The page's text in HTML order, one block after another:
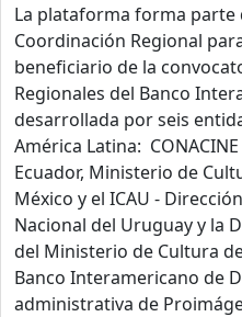
La plataforma forma
Coordinación Regional
beneficiario de la
Regionales del Banco
desarrollada por seis
América Latina:
Ecuador, Ministerio de
México y el ICAU -
Nacional del Uruguay y la
del Ministerio de Cultura
Banco Interamericano de
administrativa de